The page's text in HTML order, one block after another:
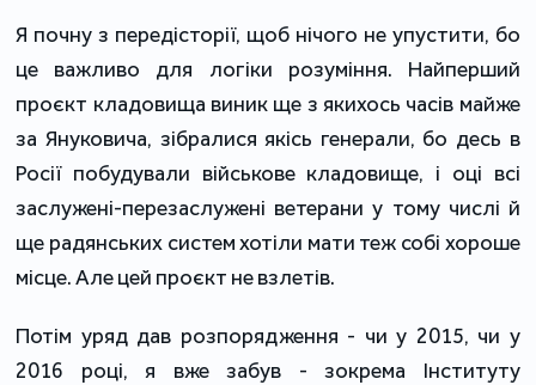
Я почну з передісторії, щоб нічого не упустити, бо
це важливо для логіки розуміння. Найперший
проєкт кладовища виник ще з якихось часів майже
за Януковича, зібралися якісь генерали, бо десь в
Росії побудували військове кладовище, і оці всі
заслужені-перезаслужені ветерани у тому числі й
ще радянських систем хотіли мати теж собі хороше
місце. Але цей проєкт не взлетів.
Потім уряд дав розпорядження - чи у 2015, чи у
2016 році, я вже забув - зокрема Інституту